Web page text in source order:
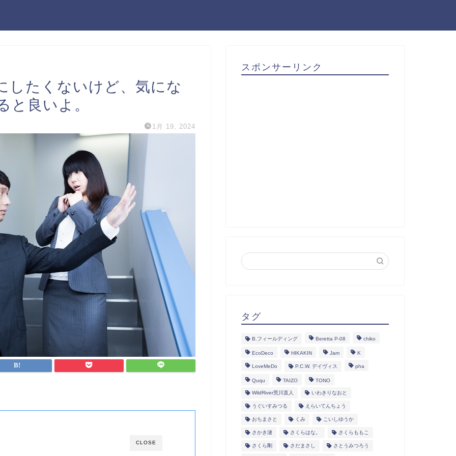
したくないけど、気にな
と良いよ。
1月 19, 2024
CLOSE
スポンサーリンク
タグ
B.フィールディング Beretta P-08 chiko
EcoDeco HIKAKIN Jam K
LoveMeDo P.C.W. デイヴィス pha
Ququ TAIZO TONO
WildRiver荒川直人 いわきりなおと
うぐいすみつる えらいてんちょう
おちまさと くみ こいしゆうか
さかき漣 さくらはな。 さくらももこ
さくら剛 さだまさし さとうみつろう